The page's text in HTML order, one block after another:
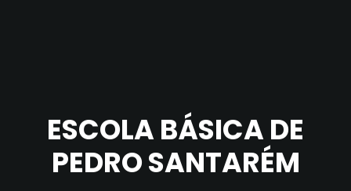
ESCOLA BÁSICA DE
PEDRO SANTARÉM